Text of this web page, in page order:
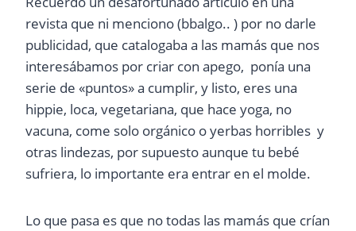
revista que ni menciono (bbalgo.. ) por no darle
publicidad, que catalogaba a las mamás que nos
interesábamos por criar con apego, ponía una
serie de «puntos» a cumplir, y listo, eres una
hippie, loca, vegetariana, que hace yoga, no
vacuna, come solo orgánico o yerbas horribles y
otras lindezas, por supuesto aunque tu bebé
sufriera, lo importante era entrar en el molde.
Lo que pasa es que no todas las mamás que crían